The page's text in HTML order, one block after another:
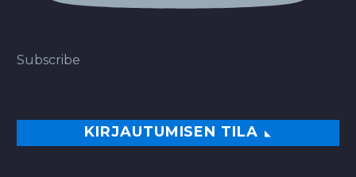
Subscribe
KIRJAUTUMISEN TILA